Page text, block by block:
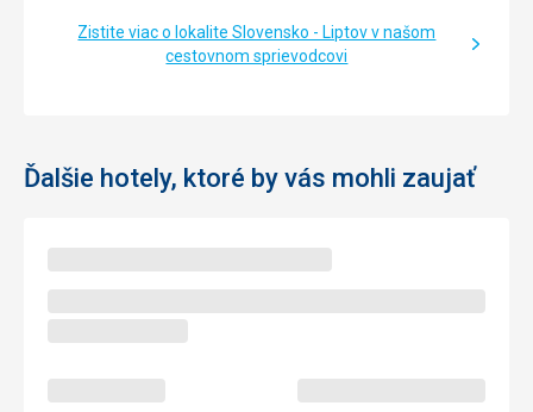
Zistite viac o lokalite Slovensko - Liptov v našom
cestovnom sprievodcovi
Ďalšie hotely, ktoré by vás mohli zaujať